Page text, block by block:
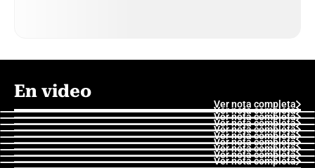
En video
Ver nota completa
Ver nota completa
Ver nota completa
Ver nota completa
Ver nota completa
Ver nota completa
Ver nota completa
Ver nota completa
Ver nota completa
Ver nota completa